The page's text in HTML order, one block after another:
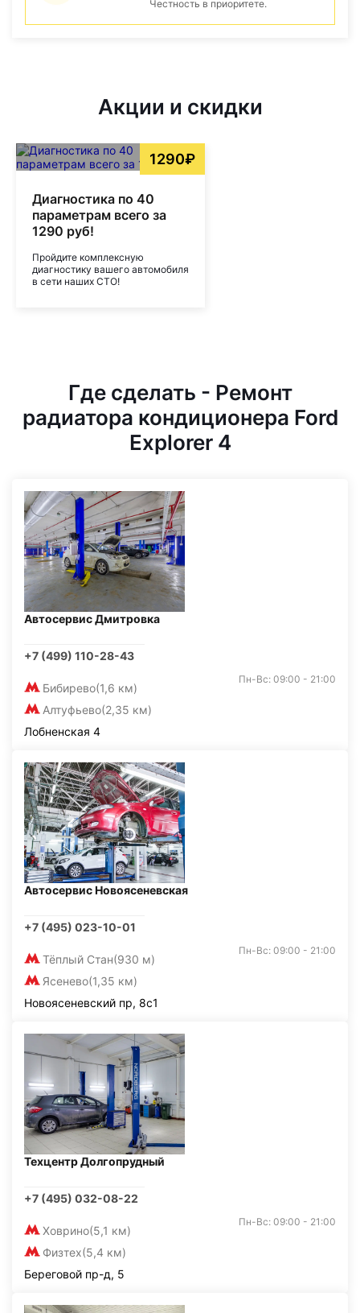
Честность в приоритете.
Акции и скидки
1290₽
Диагностика по 40
параметрам всего за
1290 руб!
Пройдите комплексную
диагностику вашего автомобиля
в сети наших СТО!
Где сделать - Ремонт
радиатора кондиционера Ford
Explorer 4
Автосервис Дмитровка
+7 (499) 110-28-43
Бибирево(1,6 км)
Алтуфьево(2,35 км)
Пн-Вс: 09:00 - 21:00
Лобненская 4
Автосервис Новоясеневская
+7 (495) 023-10-01
Тёплый Стан(930 м)
Ясенево(1,35 км)
Пн-Вс: 09:00 - 21:00
Новоясеневский пр, 8с1
Техцентр Долгопрудный
+7 (495) 032-08-22
Ховрино(5,1 км)
Физтех(5,4 км)
Пн-Вс: 09:00 - 21:00
Береговой пр-д, 5